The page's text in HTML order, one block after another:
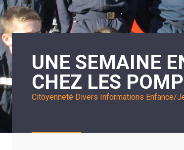
LE
CMJ
RÉUNIONS
DU
CONSEIL
MUNICIPAL
ARRÊTÉS
ET
DÉCISIONS
DU
MAIRE
LE
MOT
DE
LA
MINORITÉ
LES
ÉCOLES
/
LE
COLLÈGE
11
-
18
ANS
:
ASSOCIATION
LA
RÉSIDENCE
AUTONOMIE
POLICE
MUNICIPALE
SÉCURITÉ
/
RISQUES
UNE SEMAINE
CHEZ LES
Citoyenneté Divers Informations Enfance/